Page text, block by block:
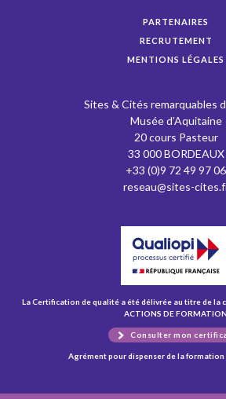
PARTENAIRES
RECRUTEMENT
MENTIONS LÉGALES
Sites & Cités remarquables
Musée d’Aquitaine
20 cours Pasteur
33 000 BORDEAUX
+33 (0)9 72 49 97 06
reseau@sites-
La Certification de qualité a été délivrée au titre de la
ACTIONS DE FORMATION
Consulter mon
Agrément pour dispenser de la formation